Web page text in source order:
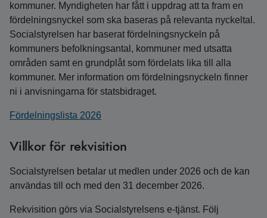
kommuner. Myndigheten har fått i uppdrag att ta fram en
fördelningsnyckel som ska baseras på relevanta nyckeltal.
Socialstyrelsen har baserat fördelningsnyckeln på
kommuners befolkningsantal, kommuner med utsatta
områden samt en grundplåt som fördelats lika till alla
kommuner. Mer information om fördelningsnyckeln finner
ni i anvisningarna för statsbidraget.
Fördelningslista 2026
Villkor för rekvisition
Socialstyrelsen betalar ut medlen under 2026 och de kan
användas till och med den 31 december 2026.
Rekvisition görs via Socialstyrelsens e-tjänst. Följ